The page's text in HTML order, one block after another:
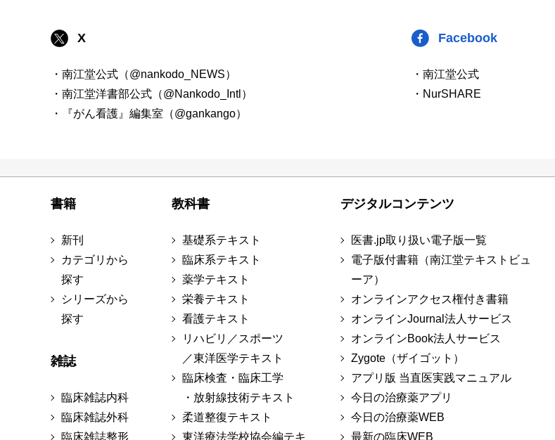
X
・南江堂公式（@nankodo_NEWS）
・南江堂洋書部公式（@Nankodo_Intl）
・『がん看護』編集室（@gankango）
Facebook
・南江堂公式
・NurSHARE
書籍
新刊
カテゴリから
探す
シリーズから
探す
雑誌
臨床雑誌内科
臨床雑誌外科
臨床雑誌整形
教科書
基礎系テキスト
臨床系テキスト
薬学テキスト
栄養テキスト
看護テキスト
リハビリ／スポーツ
／東洋医学テキスト
臨床検査・臨床工学
・放射線技術テキスト
柔道整復テキスト
東洋療法学校協会編テキ
デジタルコンテンツ
医書.jp取り扱い電子版一覧
電子版付書籍（南江堂テキストビュ
ーア）
オンラインアクセス権付き書籍
オンラインJournal法人サービス
オンラインBook法人サービス
Zygote（ザイゴット）
アプリ版 当直医実践マニュアル
今日の治療薬アプリ
今日の治療薬WEB
最新の臨床WEB